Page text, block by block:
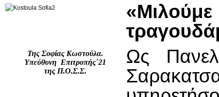
Της Σοφίας Κωστούλα.
Υπεύθυνη Επιτροπής΄21
της Π.Ο.Σ.Σ.
Ως